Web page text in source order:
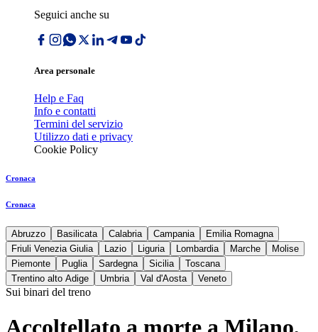
Seguici anche su
Area personale
Help e Faq
Info e contatti
Termini del servizio
Utilizzo dati e privacy
Cookie Policy
Cronaca
Cronaca
Abruzzo Basilicata Calabria Campania
Emilia Romagna
Friuli Venezia Giulia
Lazio Liguria Lombardia Marche
Molise
Piemonte
Puglia Sardegna Sicilia
Toscana
Trentino alto Adige
Umbria Val d'Aosta Veneto
Sui binari del treno
Accoltellato a morte a Milano,